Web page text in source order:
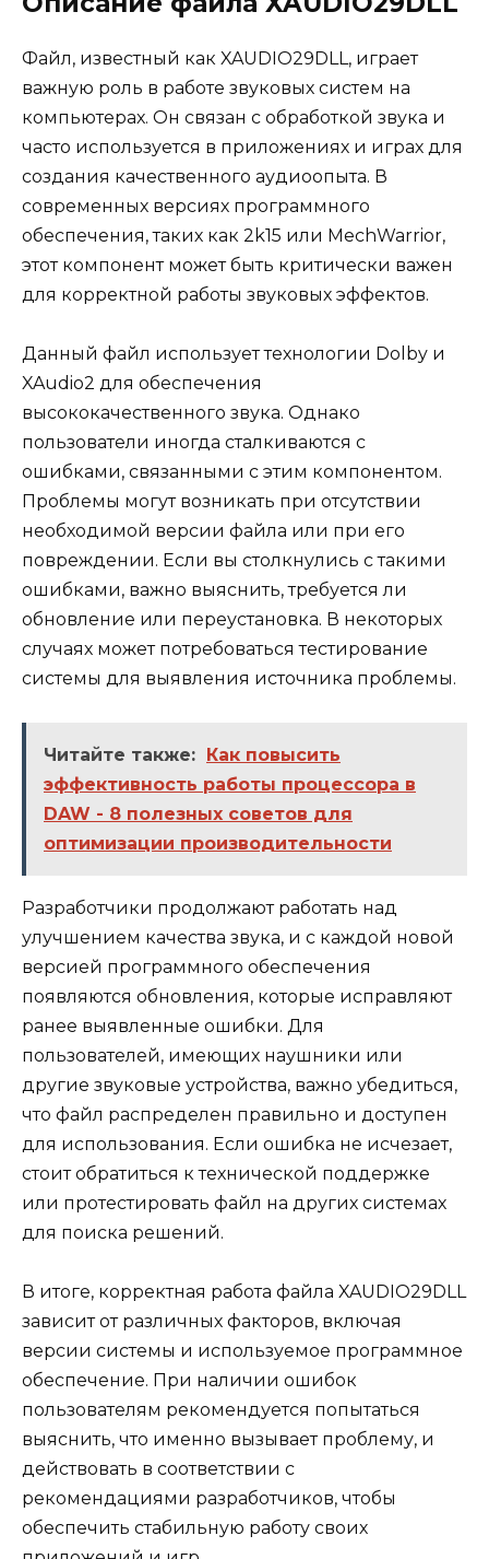
Файл, известный как XAUDIO29DLL, играет
важную роль в работе звуковых систем на
компьютерах. Он связан с обработкой звука и
часто используется в приложениях и играх для
создания качественного аудиоопыта. В
современных версиях программного
обеспечения, таких как 2k15 или MechWarrior,
этот компонент может быть критически важен
для корректной работы звуковых эффектов.
Данный файл использует технологии Dolby и
XAudio2 для обеспечения
высококачественного звука. Однако
пользователи иногда сталкиваются с
ошибками, связанными с этим компонентом.
Проблемы могут возникать при отсутствии
необходимой версии файла или при его
повреждении. Если вы столкнулись с такими
ошибками, важно выяснить, требуется ли
обновление или переустановка. В некоторых
случаях может потребоваться тестирование
системы для выявления источника проблемы.
Читайте также:
Как повысить
эффективность работы процессора в
DAW - 8 полезных советов для
оптимизации производительности
Разработчики продолжают работать над
улучшением качества звука, и с каждой новой
версией программного обеспечения
появляются обновления, которые исправляют
ранее выявленные ошибки. Для
пользователей, имеющих наушники или
другие звуковые устройства, важно убедиться,
что файл распределен правильно и доступен
для использования. Если ошибка не исчезает,
стоит обратиться к технической поддержке
или протестировать файл на других системах
для поиска решений.
В итоге, корректная работа файла XAUDIO29DLL
зависит от различных факторов, включая
версии системы и используемое программное
обеспечение. При наличии ошибок
пользователям рекомендуется попытаться
выяснить, что именно вызывает проблему, и
действовать в соответствии с
рекомендациями разработчиков, чтобы
обеспечить стабильную работу своих